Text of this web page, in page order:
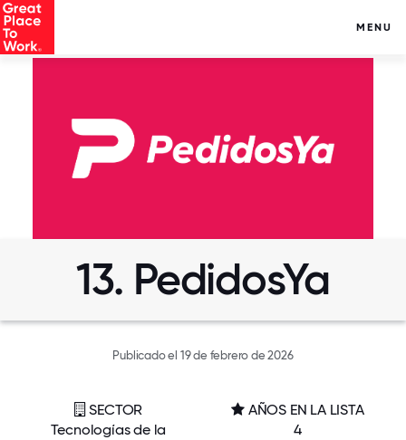
MENU
13. PedidosYa
Publicado el 19 de febrero de 2026
SECTOR
Tecnologías de la
AÑOS EN LA LISTA
4